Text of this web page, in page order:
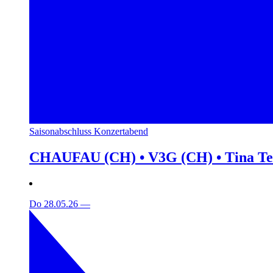
Saisonabschluss Konzertabend
CHAUFAU (CH) • V3G (CH) • Tina
Do 28.05.26 —